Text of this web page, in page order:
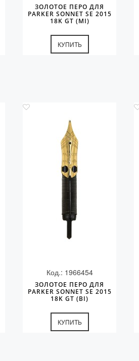
ЗОЛОТОЕ ПЕРО ДЛЯ
PARKER SONNET SE 2015
18K GT (MI)
КУПИТЬ
Код.: 1966454
ЗОЛОТОЕ ПЕРО ДЛЯ
PARKER SONNET SE 2015
18K GT (BI)
КУПИТЬ